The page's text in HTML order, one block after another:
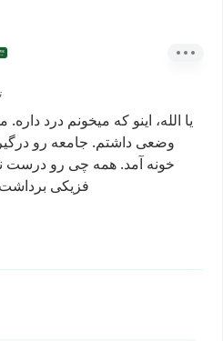
یا الله، اینو که میخونم درد داره.
وضعی داشتم. جامعه رو درگیر
خونه آمد. همه چی رو درست
فزیکی